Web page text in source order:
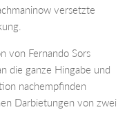
versetzte
von Fernando Sors
die ganze Hingabe und
nachempfinden
Darbietungen von zwei